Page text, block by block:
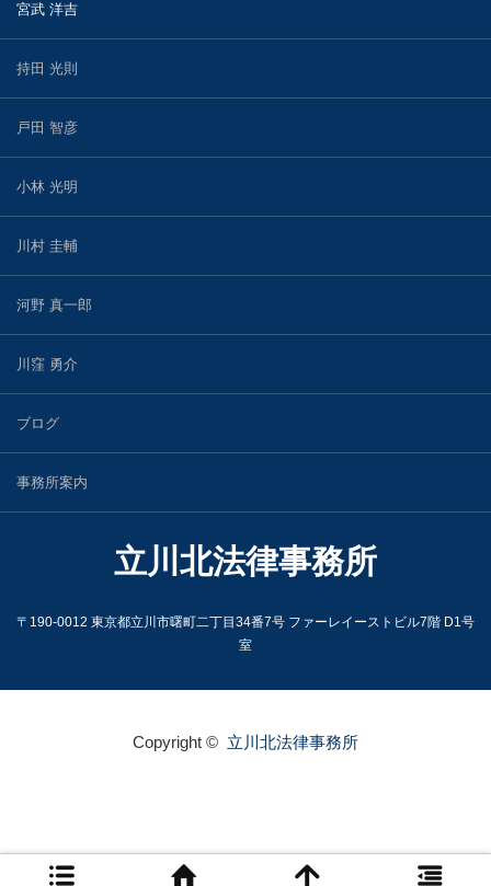
宮武 洋吉
持田 光則
戸田 智彦
小林 光明
川村 圭輔
河野 真一郎
川窪 勇介
ブログ
事務所案内
立川北法律事務所
〒190-0012 東京都立川市曙町二丁目34番7号 ファーレイーストビル7階 D1号
室
Copyright © 立川北法律事務所